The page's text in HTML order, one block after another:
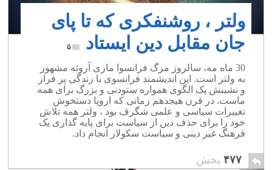
ولتر ، روشنفکری که تا پای
جان مقابل دین ایستاد
۵
30 ماه مه، سالروز مرگ فرانسوا ماری آروئه مشهور
به ولتر است. این اندیشمند فرانسوی با زندگی پر فراز
و نشیبش یک الگوی همواره ستودنی و بزرگ برای همه
ماست. در قرن هیجدهم زمانی که اروپا دستخوش
تغییرات سیاسی و علمی شگرف بود ، ولتر همه تلاش
خود را برای حذف دین از سیاست برای پایه گذاری یک
فرهنگ غیر دینی و سیاست سکولار انجام داد.
۴۷۷ پخش